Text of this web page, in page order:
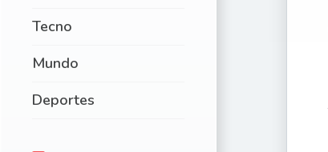
Tecno
Mundo
Deportes